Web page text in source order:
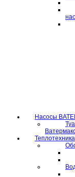
Насосы
Теплотехника